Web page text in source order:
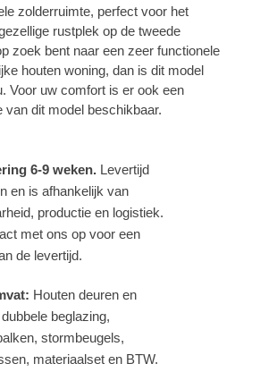
zolderruimte, perfect voor het
rustplek op de tweede
zoek bent naar een zeer functionele
houten woning, dan is dit model
Voor uw comfort is er ook een
van dit model beschikbaar.
6-9 weken. Levertijd
en is afhankelijk van
productie en logistiek.
met ons op voor een
de levertijd.
Houten deuren en
beglazing,
stormbeugels,
materiaalset en BTW.